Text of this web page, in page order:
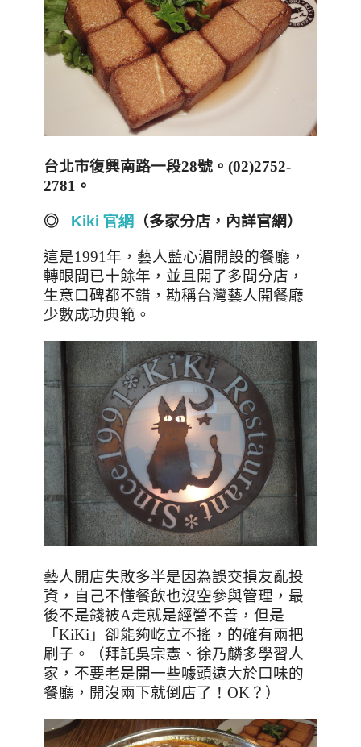
台北市復興南路一段28號。 (02)2752-
2781 。
◎ Kiki 官網 （多家分店，內詳官網）
這是1991年，藝人藍心湄開設的餐廳，
轉眼間已十餘年，並且開了多間分店，
生意口碑都不錯，勘稱台灣藝人開餐廳
少數成功典範。
藝人開店失敗多半是因為誤交損友亂投
資，自己不懂餐飲也沒空參與管理，最
後不是錢被A走就是經營不善，但是
「 KiKi 」卻能夠屹立不搖，的確有兩把
刷子。（拜託吳宗憲、徐乃麟多學習人
家，不要老是開一些噱頭遠大於口味的
餐廳，開沒兩下就倒店了！ OK ？）